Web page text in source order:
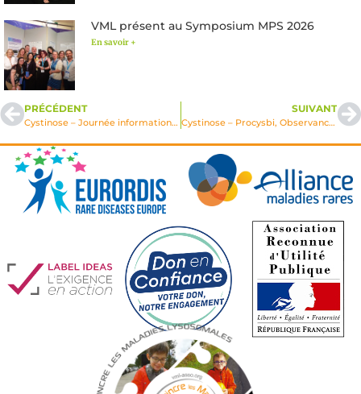
VML présent au Symposium MPS 2026
En savoir +
PRÉCÉDENT
Cystinose – Journée information et rencontre
SUIVANT
Cystinose – Procysbi, Observance, Recherche, PNDS …